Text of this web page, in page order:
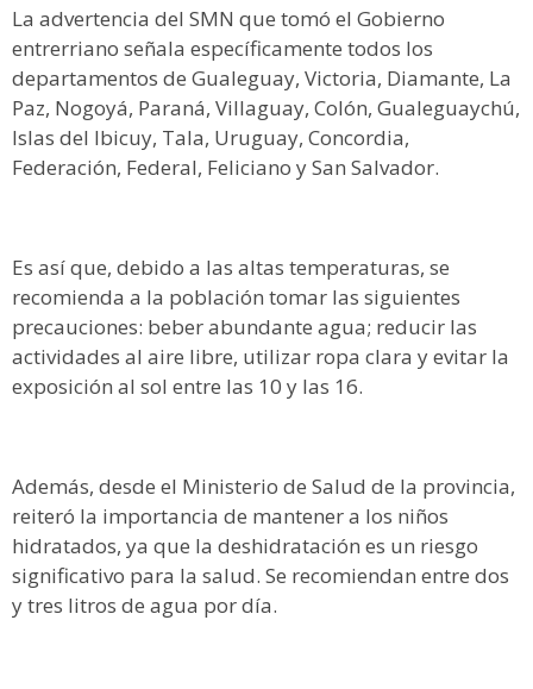
La advertencia del SMN que tomó el Gobierno
entrerriano señala específicamente todos los
departamentos de Gualeguay, Victoria, Diamante, La
Paz, Nogoyá, Paraná, Villaguay, Colón, Gualeguaychú,
Islas del Ibicuy, Tala, Uruguay, Concordia,
Federación, Federal, Feliciano y San Salvador.
Es así que, debido a las altas temperaturas, se
recomienda a la población tomar las siguientes
precauciones: beber abundante agua; reducir las
actividades al aire libre, utilizar ropa clara y evitar la
exposición al sol entre las 10 y las 16.
Además, desde el Ministerio de Salud de la provincia,
reiteró la importancia de mantener a los niños
hidratados, ya que la deshidratación es un riesgo
significativo para la salud. Se recomiendan entre dos
y tres litros de agua por día.